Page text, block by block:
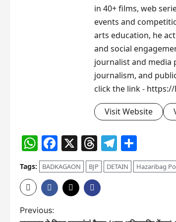
in 40+ films, web
events and
arts education, he
and social
journalist and media
journalism, and
click the link -
Visit Website
WhatsApp
Facebook
X Threads
Telegram
Tags: BADKAGAON BJP DETAIN Hazaribag
P
Previous: